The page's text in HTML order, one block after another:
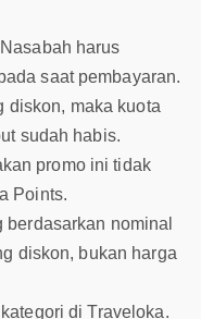
harus
saat pembayaran.
diskon, maka kuota
sudah habis.
promo ini tidak
Points.
nominal
diskon, bukan harga
di Traveloka.